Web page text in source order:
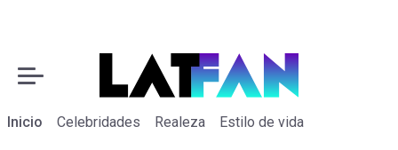
Inicio Celebridades Realeza Estilo de vida